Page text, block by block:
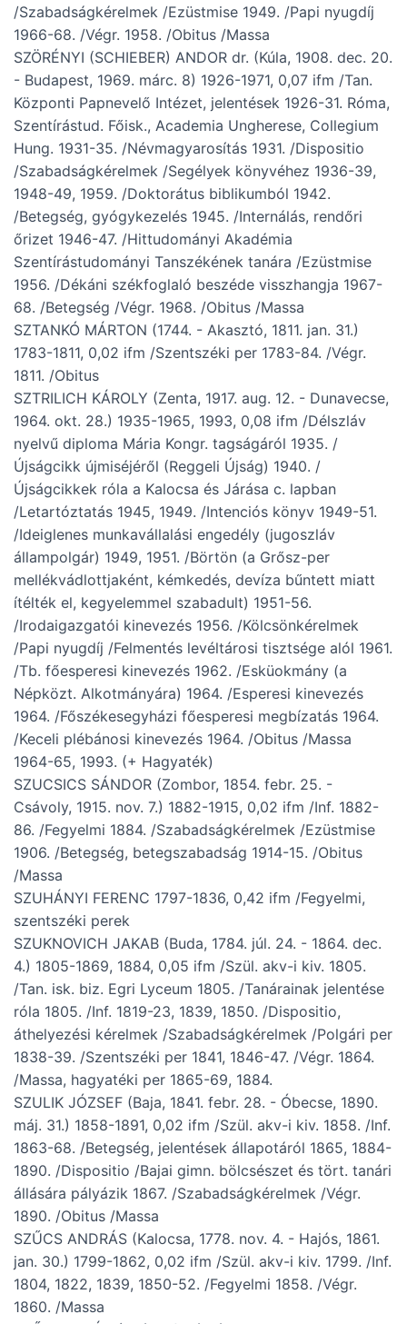
/Szabadságkérelmek /Ezüstmise 1949. /Papi nyugdíj
1966-68. /Végr. 1958. /Obitus /Massa
SZÖRÉNYI (SCHIEBER) ANDOR dr. (Kúla, 1908. dec. 20.
- Budapest, 1969. márc. 8) 1926-1971, 0,07 ifm /Tan.
Központi Papnevelő Intézet, jelentések 1926-31. Róma,
Szentírástud. Főisk., Academia Ungherese, Collegium
Hung. 1931-35. /Névmagyarosítás 1931. /Dispositio
/Szabadságkérelmek /Segélyek könyvéhez 1936-39,
1948-49, 1959. /Doktorátus biblikumból 1942.
/Betegség, gyógykezelés 1945. /Internálás, rendőri
őrizet 1946-47. /Hittudományi Akadémia
Szentírástudományi Tanszékének tanára /Ezüstmise
1956. /Dékáni székfoglaló beszéde visszhangja 1967-
68. /Betegség /Végr. 1968. /Obitus /Massa
SZTANKÓ MÁRTON (1744. - Akasztó, 1811. jan. 31.)
1783-1811, 0,02 ifm /Szentszéki per 1783-84. /Végr.
1811. /Obitus
SZTRILICH KÁROLY (Zenta, 1917. aug. 12. - Dunavecse,
1964. okt. 28.) 1935-1965, 1993, 0,08 ifm /Délszláv
nyelvű diploma Mária Kongr. tagságáról 1935. /
Újságcikk újmiséjéről (Reggeli Újság) 1940. /
Újságcikkek róla a Kalocsa és Járása c. lapban
/Letartóztatás 1945, 1949. /Intenciós könyv 1949-51.
/Ideiglenes munkavállalási engedély (jugoszláv
állampolgár) 1949, 1951. /Börtön (a Grősz-per
mellékvádlottjaként, kémkedés, devíza bűntett miatt
ítélték el, kegyelemmel szabadult) 1951-56.
/Irodaigazgatói kinevezés 1956. /Kölcsönkérelmek
/Papi nyugdíj /Felmentés levéltárosi tisztsége alól 1961.
/Tb. főesperesi kinevezés 1962. /Esküokmány (a
Népközt. Alkotmányára) 1964. /Esperesi kinevezés
1964. /Főszékesegyházi főesperesi megbízatás 1964.
/Keceli plébánosi kinevezés 1964. /Obitus /Massa
1964-65, 1993. (+ Hagyaték)
SZUCSICS SÁNDOR (Zombor, 1854. febr. 25. -
Csávoly, 1915. nov. 7.) 1882-1915, 0,02 ifm /Inf. 1882-
86. /Fegyelmi 1884. /Szabadságkérelmek /Ezüstmise
1906. /Betegség, betegszabadság 1914-15. /Obitus
/Massa
SZUHÁNYI FERENC 1797-1836, 0,42 ifm /Fegyelmi,
szentszéki perek
SZUKNOVICH JAKAB (Buda, 1784. júl. 24. - 1864. dec.
4.) 1805-1869, 1884, 0,05 ifm /Szül. akv-i kiv. 1805.
/Tan. isk. biz. Egri Lyceum 1805. /Tanárainak jelentése
róla 1805. /Inf. 1819-23, 1839, 1850. /Dispositio,
áthelyezési kérelmek /Szabadságkérelmek /Polgári per
1838-39. /Szentszéki per 1841, 1846-47. /Végr. 1864.
/Massa, hagyatéki per 1865-69, 1884.
SZULIK JÓZSEF (Baja, 1841. febr. 28. - Óbecse, 1890.
máj. 31.) 1858-1891, 0,02 ifm /Szül. akv-i kiv. 1858. /Inf.
1863-68. /Betegség, jelentések állapotáról 1865, 1884-
1890. /Dispositio /Bajai gimn. bölcsészet és tört. tanári
állására pályázik 1867. /Szabadságkérelmek /Végr.
1890. /Obitus /Massa
SZŰCS ANDRÁS (Kalocsa, 1778. nov. 4. - Hajós, 1861.
jan. 30.) 1799-1862, 0,02 ifm /Szül. akv-i kiv. 1799. /Inf.
1804, 1822, 1839, 1850-52. /Fegyelmi 1858. /Végr.
1860. /Massa